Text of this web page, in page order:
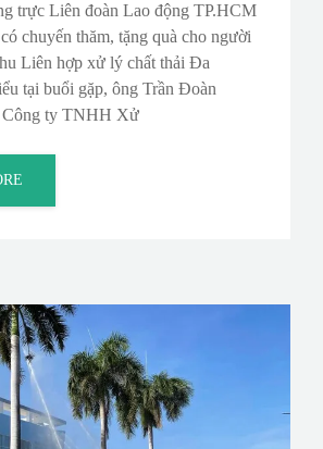
trực Liên đoàn Lao động TP.HCM
chuyến thăm, tặng quà cho người
Liên hợp xử lý chất thải Đa
tại buổi gặp, ông Trần Đoàn
Công ty TNHH Xử